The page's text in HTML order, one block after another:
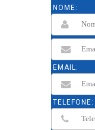
NOME:
EMAIL:
TELEFONE: